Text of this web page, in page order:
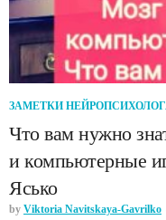
ЗАМЕТКИ
Что вам нужно
и компьютерные
Ясько
by Viktoria Navitskaya-Gavrilko